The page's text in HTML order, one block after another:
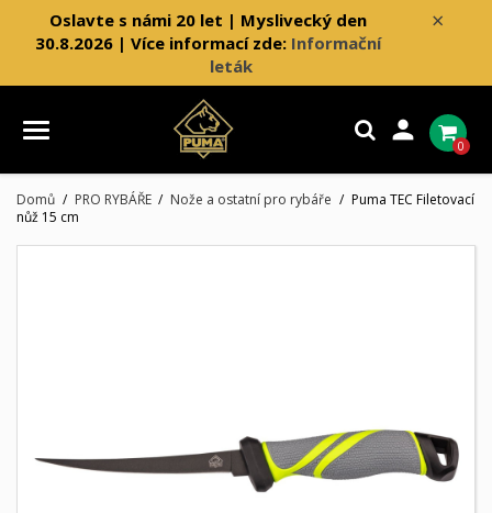
×
Oslavte s námi 20 let | Myslivecký den
30.8.2026 | Více informací zde: Informační
leták

0
Domů PRO RYBÁŘE Nože a ostatní pro rybáře
Puma TEC Filetovací
nůž 15 cm